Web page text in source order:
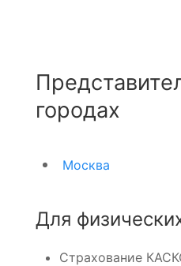
городах
Москва
Для
Страхование